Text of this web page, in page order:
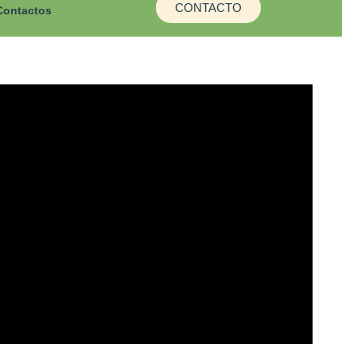
CONTACTO